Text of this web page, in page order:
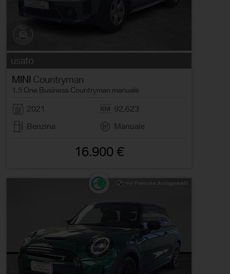
usato
MINI Countryman
1.5 One Business Countryman manuale
2021
92.623
Benzina
Manuale
16.900 €